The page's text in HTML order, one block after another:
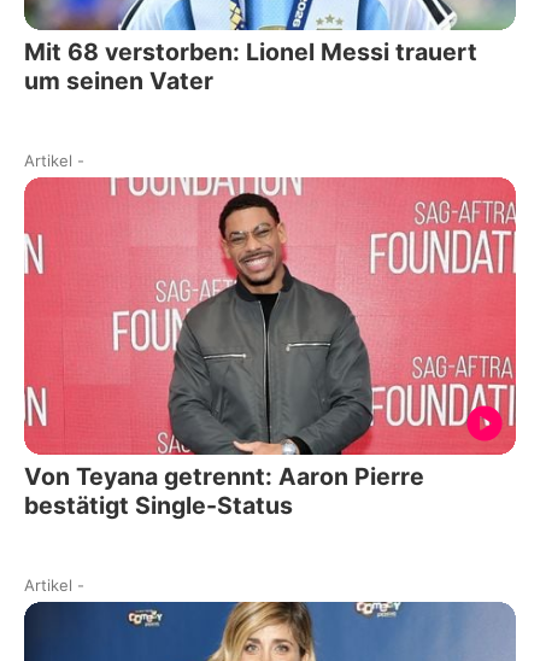
Mit 68 verstorben: Lionel Messi trauert
um seinen Vater
Artikel -
Von Teyana getrennt: Aaron Pierre
bestätigt Single-Status
Artikel -